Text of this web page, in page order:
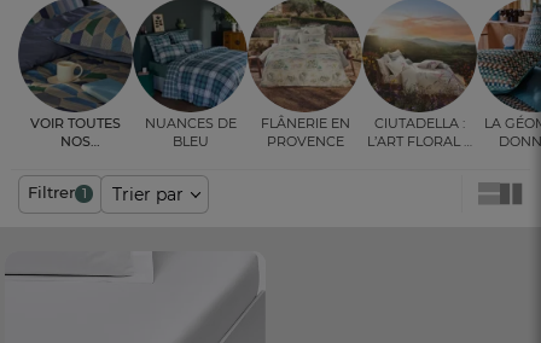
Nuances de
bleu
Flânerie en
Provence
Ciutadella :
l’art floral à
La
Voir toutes
nos
Filtrer 1 Trier par